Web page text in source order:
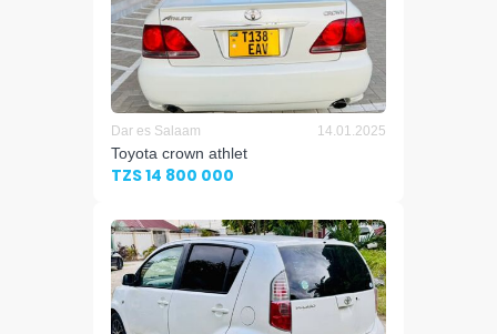
Dar es Salaam 14.01.2025
Toyota crown athlet
TZS 14 800 000